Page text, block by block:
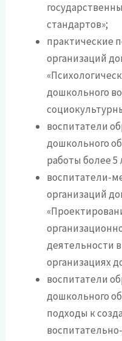
стандартов»;
практические
организаций
дошкольного
воспитатели
дошкольного
работы более 5
воспитатели-
организаций
деятельности
организациях
воспитатели
дошкольного
подходы к